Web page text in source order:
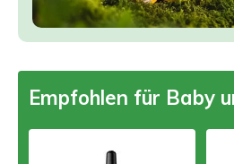
Empfohlen für Baby